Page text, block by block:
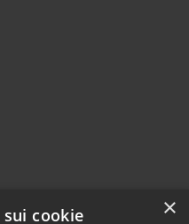
×
cookie